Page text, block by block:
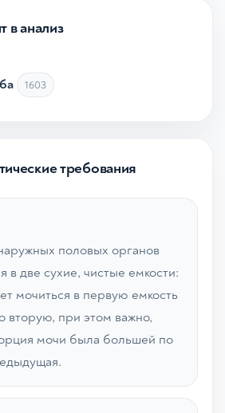
в анализ
1603
требования
половых органов
в две сухие, чистые емкости:
мочиться в первую емкость
вторую, при этом важно,
мочи была большей по